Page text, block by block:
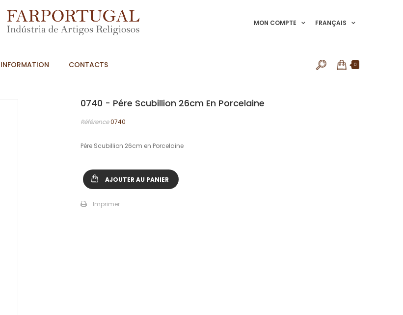
FRANÇAIS
MON COMPTE
INFORMATION CONTACTS 0
0740 - Pére Scubillion 26cm En Porcelaine
Référence0740
Pére Scubillion 26cm en Porcelaine
AJOUTER AU PANIER
Imprimer